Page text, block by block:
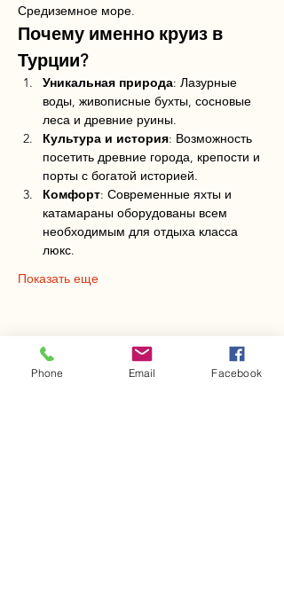
Средиземное море.
Почему именно круиз в
Турции?
Уникальная природа: Лазурные
воды, живописные бухты, сосновые
леса и древние руины.
Культура и история: Возможность
посетить древние города, крепости и
порты с богатой историей.
Комфорт: Современные яхты и
катамараны оборудованы всем
необходимым для отдыха класса
люкс.
Показать еще
Поделиться
Phone Email Facebook